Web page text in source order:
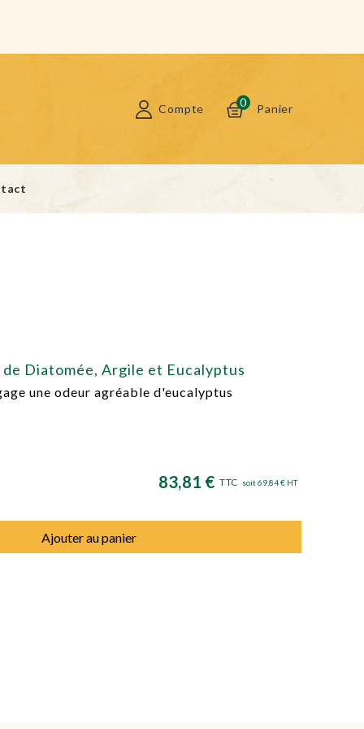
Panier
0
Compte
Diatomée, Argile et Eucalyptus
une odeur agréable d'eucalyptus
83,81 € TTC soit 69,84 € HT
Ajouter au panier